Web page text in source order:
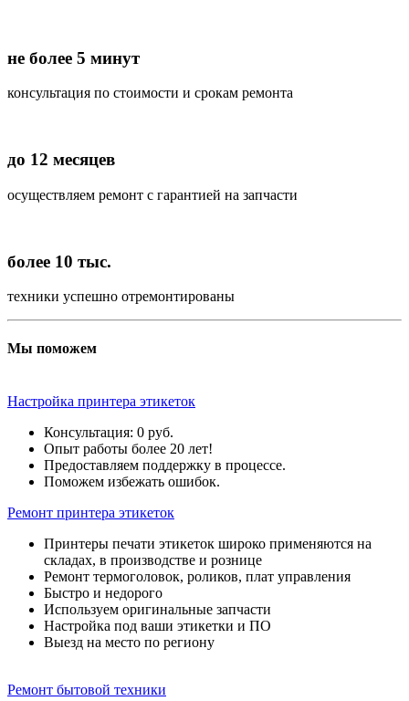
не более 5 минут
консультация по стоимости и срокам ремонта
до 12 месяцев
осуществляем ремонт с гарантией на запчасти
более 10 тыс.
техники успешно отремонтированы
Мы поможем
Настройка принтера этикеток
Консультация: 0 руб.
Опыт работы более 20 лет!
Предоставляем поддержку в процессе.
Поможем избежать ошибок.
Ремонт принтера этикеток
Принтеры печати этикеток широко применяются на
складах, в производстве и рознице
Ремонт термоголовок, роликов, плат управления
Быстро и недорого
Используем оригинальные запчасти
Настройка под ваши этикетки и ПО
Выезд на место по региону
Ремонт бытовой техники